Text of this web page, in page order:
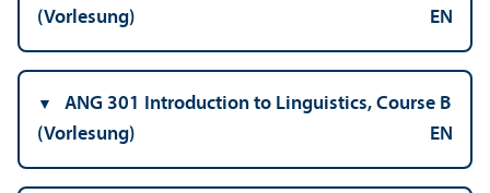
(Vorlesung)
EN
ANG 301 Introduction to Linguistics, Course B
(Vorlesung)
EN